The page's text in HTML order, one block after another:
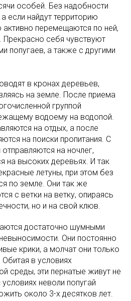
особей. Без надобности
если найдут территорию
перемещаются по ней,
себя чувствуют
попугаев, а также с другими
в кронах деревьев,
на земле. После приема
группой
водоему на водопой.
на отдых, а после
на поиски пропитания. С
на ночлег,
на высоких деревьях. И так
летуны, при этом без
по земле. Они так же
с ветки на ветку, опираясь
но и на свой клюв.
достаточно шумными
Они постоянно
крики, а молчат они только
Обитая в условиях
среды, эти пернатые живут не
неволи попугай
около 3-х десятков лет.